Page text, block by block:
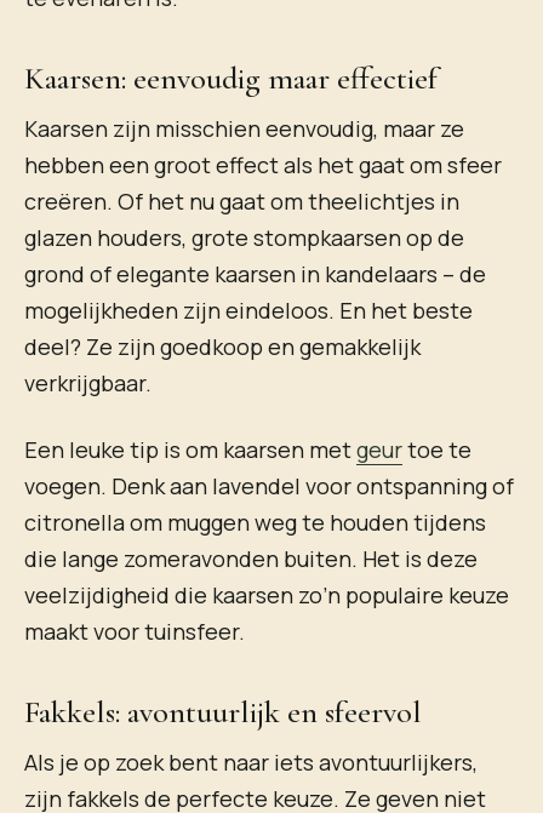
Kaarsen: eenvoudig maar effectief
Kaarsen zijn misschien eenvoudig, maar ze
hebben een groot effect als het gaat om sfeer
creëren. Of het nu gaat om theelichtjes in
glazen houders, grote stompkaarsen op de
grond of elegante kaarsen in kandelaars – de
mogelijkheden zijn eindeloos. En het beste
deel? Ze zijn goedkoop en gemakkelijk
verkrijgbaar.
Een leuke tip is om kaarsen metgeurtoe te
voegen. Denk aan lavendel voor ontspanning of
citronella om muggen weg te houden tijdens
die lange zomeravonden buiten. Het is deze
veelzijdigheid die kaarsen zo’n populaire keuze
maakt voor tuinsfeer.
Fakkels: avontuurlijk en sfeervol
Als je op zoek bent naar iets avontuurlijkers,
zijn fakkels de perfecte keuze. Ze geven niet